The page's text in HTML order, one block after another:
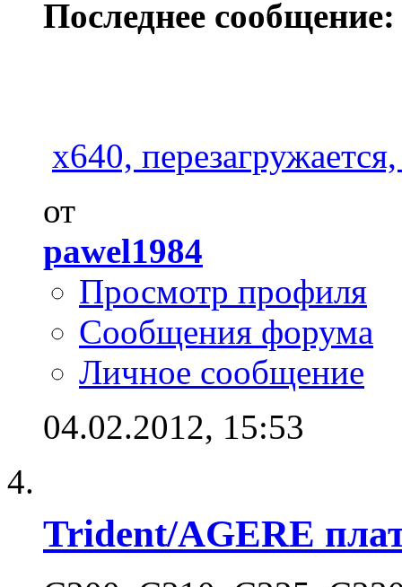
Последнее сообщение:
x640,
от
pawel1984
Просмотр профиля
Сообщения форума
Личное сообщение
04.02.2012, 15:53
Trident/AGERE